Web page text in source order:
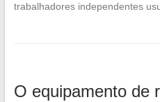
trabalhadores independentes
O equipamento de